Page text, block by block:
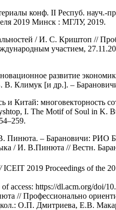
конф. II Респуб. науч.-
2019 Минск : МГЛУ, 2019.
/ И. С. Криштоп //
участием,
развитие
В. Климук [и др.]. –
многовекторность
I. The Motif of Soul in K.
Пинюта. – Барановичи: РИО
/ И. В.Пинюта // Вестн.
ICEIT 2019 Proceedings of the
https://dl.acm.org/doi/
// Профессионально
О.П. Дмитриева, Е.В.